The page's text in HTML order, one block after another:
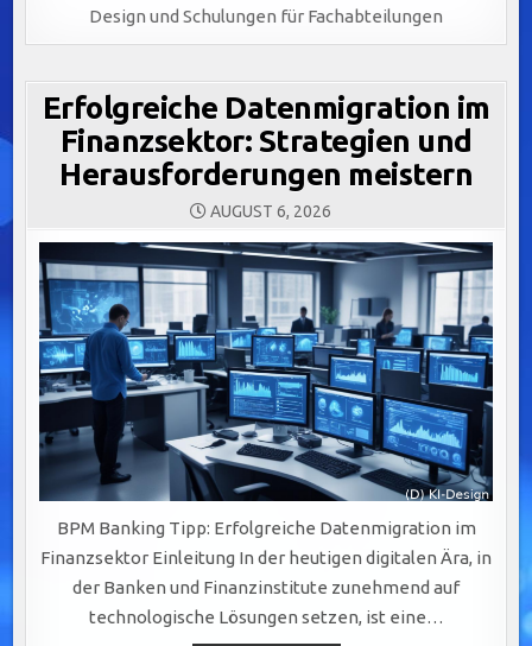
Design und Schulungen für Fachabteilungen
Erfolgreiche Datenmigration im
Finanzsektor: Strategien und
Herausforderungen meistern
AUGUST 6, 2026
BPM Banking Tipp: Erfolgreiche Datenmigration im
Finanzsektor Einleitung In der heutigen digitalen Ära, in
der Banken und Finanzinstitute zunehmend auf
technologische Lösungen setzen, ist eine…